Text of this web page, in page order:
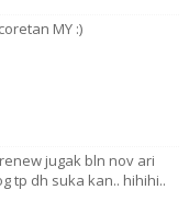
MY :)
jugak bln nov ari
tp dh suka kan.. hihihi..